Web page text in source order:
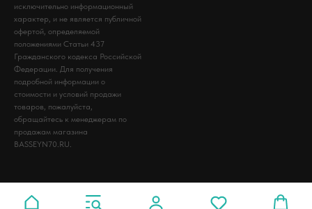
исключительно информационный
характер, и не является публичной
офертой, определяемой
положениями Статьи 437
Гражданского кодекса Российской
Федерации. Для получения
подробной информации о
стоимости и условий продажи
товаров, пожалуйста,
обращайтесь к менеджерам по
продажам магазина
BASSEYN70.RU.